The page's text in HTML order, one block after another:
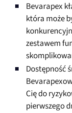
Bevarapex
która może
zestawem
Dostępność
Cię do
pierwszego